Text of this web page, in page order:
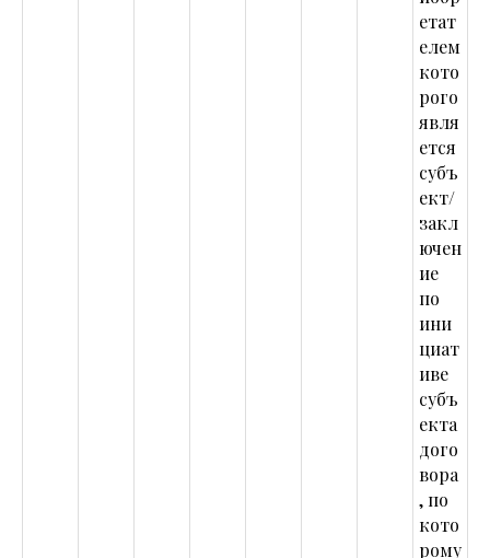
етат
елем
кото
рого
явля
ется
субъ
ект/
закл
ючен
ие
по
ини
циат
иве
субъ
екта
дого
вора
, по
кото
рому